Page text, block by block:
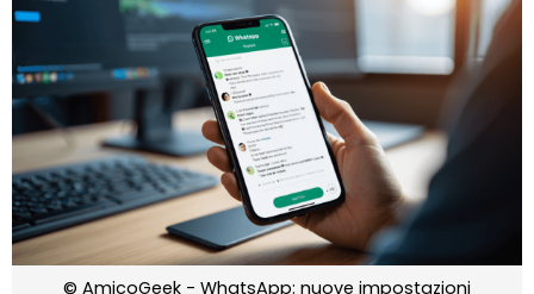
© AmicoGeek - WhatsApp: nuove impostazioni